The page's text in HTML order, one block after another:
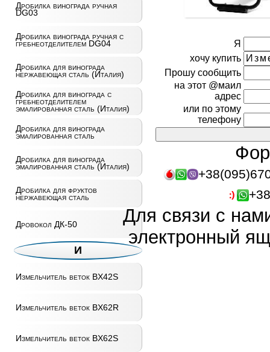
Дробилка винограда ручная
DG03
Дробилка винограда ручная с
гребнеотделителем DG04
Дробилка для винограда
нержавеющая сталь (Италия)
Дробилка для винограда с
гребнеотделителем
эмалированная сталь (Италия)
Дробилка для винограда
эмалированная сталь
Дробилка для винограда
эмалированная сталь (Италия)
Дробилка для фруктов
нержавеющая сталь
Дровокол ДК-50
И
Измельчитель веток BX42S
Измельчитель веток BX62R
Измельчитель веток BX62S
Я
хочу купить
Прошу сообщить
на этот @маил
адрес
или по этому
телефону
Для связи с
электронный